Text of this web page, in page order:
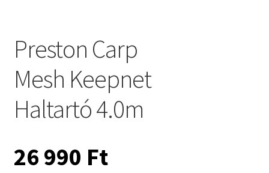
Preston Carp
Mesh Keepnet
Haltartó 4.0m
26 990 Ft